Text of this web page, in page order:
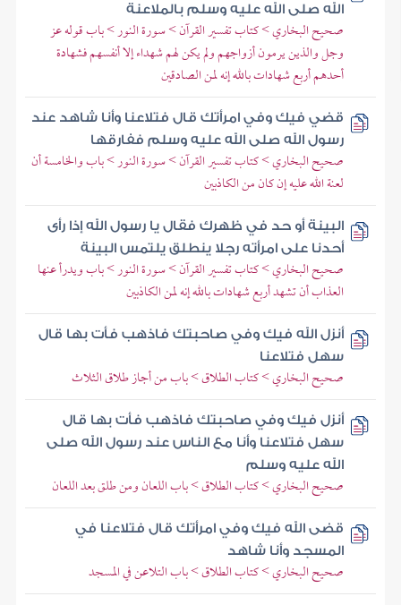
الله صلى الله عليه وسلم بالملاعنة
صحيح البخاري > كتاب تفسير القرآن > سورة النور > باب قوله عز
وجل والذين يرمون أزواجهم ولم يكن لهم شهداء إلا أنفسهم فشهادة
أحدهم أربع شهادات بالله إنه لمن الصادقين
قضي فيك وفي امرأتك قال فتلاعنا وأنا شاهد عند
رسول الله صلى الله عليه وسلم ففارقها
صحيح البخاري > كتاب تفسير القرآن > سورة النور > باب والخامسة أن
لعنة الله عليه إن كان من الكاذبين
البينة أو حد في ظهرك فقال يا رسول الله إذا رأى
أحدنا على امرأته رجلا ينطلق يلتمس البينة
صحيح البخاري > كتاب تفسير القرآن > سورة النور > باب ويدرأ عنها
العذاب أن تشهد أربع شهادات بالله إنه لمن الكاذبين
أنزل الله فيك وفي صاحبتك فاذهب فأت بها قال
سهل فتلاعنا
صحيح البخاري > كتاب الطلاق > باب من أجاز طلاق الثلاث
أنزل فيك وفي صاحبتك فاذهب فأت بها قال
سهل فتلاعنا وأنا مع الناس عند رسول الله صلى
الله عليه وسلم
صحيح البخاري > كتاب الطلاق > باب اللعان ومن طلق بعد اللعان
قضى الله فيك وفي امرأتك قال فتلاعنا في
المسجد وأنا شاهد
صحيح البخاري > كتاب الطلاق > باب التلاعن في المسجد